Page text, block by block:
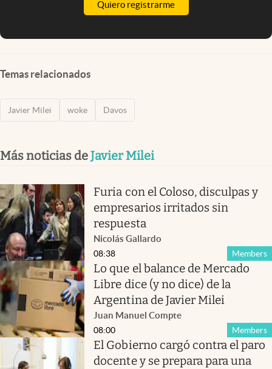
Quiero registrarme
Temas relacionados
Javier Milei woke Davos
Más noticias deJavier Milei
Furia con el Coloso, disculpas y
empresarios irritados sin
respuesta
Nicolás Gallardo
Members
08:38
Lo que el balance de Mercado
Libre dice (y no dice) de la
Argentina de Javier Milei
Juan Manuel Compte
Members
08:00
El Gobierno cargó contra el paro
docente y se prepara para una